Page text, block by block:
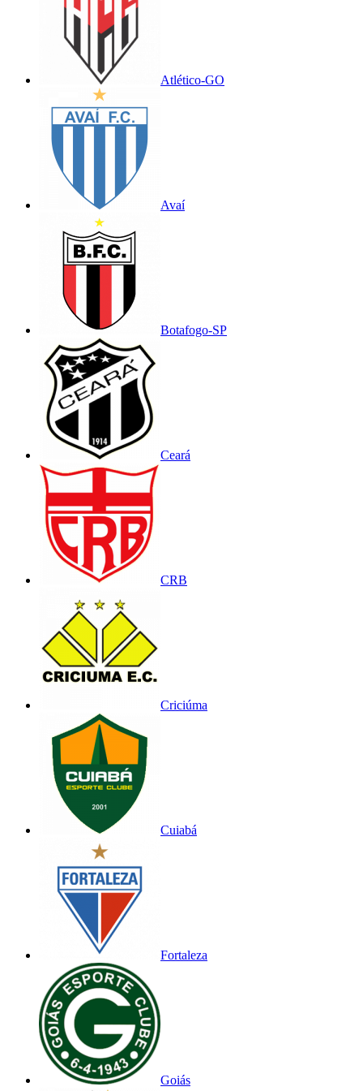
Atlético-GO
Avaí
Botafogo-SP
Ceará
CRB
Criciúma
Cuiabá
Fortaleza
Goiás